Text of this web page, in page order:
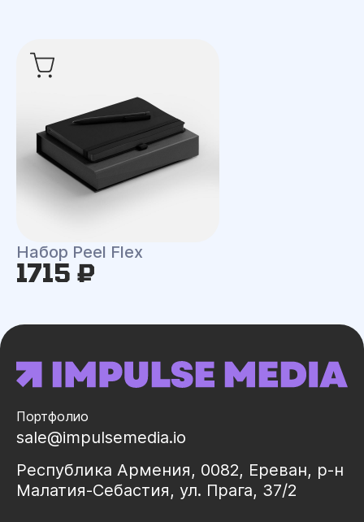
Набор Peel Flex
1715 ₽
Портфолио
sale@impulsemedia.io
Республика Армения, 0082, Ереван, р-н
Малатия-Себастия, ул. Прага, 37/2